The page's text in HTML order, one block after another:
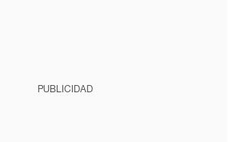
PUBLICIDAD